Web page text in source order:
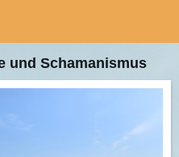
und Schamanismus